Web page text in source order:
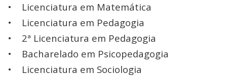
• Licenciatura em Matemática
• Licenciatura em Pedagogia
• 2ª Licenciatura em Pedagogia
• Bacharelado em Psicopedagogia
• Licenciatura em Sociologia